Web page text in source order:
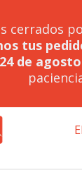
cerrados
tus
de